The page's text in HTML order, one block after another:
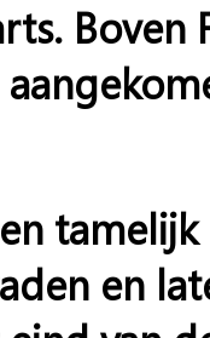
en